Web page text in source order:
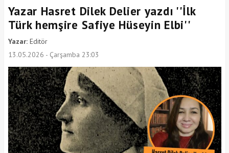
Yazar Hasret Dilek Delier yazdı ''İlk
Türk hemşire Safiye Hüseyin Elbi''
Yazar:Editör
13.05.2026 - Çarşamba 23:03